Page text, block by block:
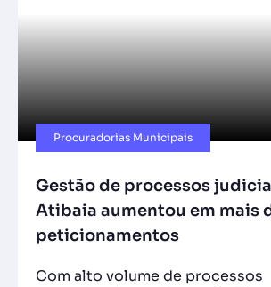
Procuradorias Municipais
Gestão de processos
Atibaia aumentou em mais
peticionamentos
Com alto volume de processos